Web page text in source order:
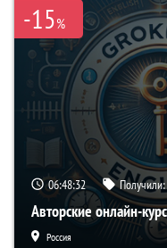
-15%
06:48:31 Получили:
Авторские онлайн-
Россия